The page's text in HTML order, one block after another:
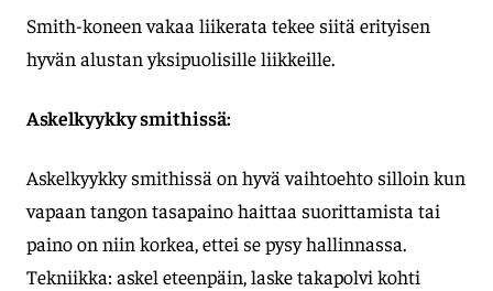
Smith-koneen vakaa liikerata tekee siitä erityisen
hyvän alustan yksipuolisille liikkeille.
Askelkyykky smithissä:
Askelkyykky smithissä on hyvä vaihtoehto silloin kun
vapaan tangon tasapaino haittaa suorittamista tai
paino on niin korkea, ettei se pysy hallinnassa.
Tekniikka: askel eteenpäin, laske takapolvi kohti